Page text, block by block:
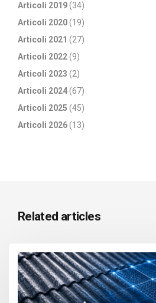
Articoli 2019(34)
Articoli 2020(19)
Articoli 2021 (27)
Articoli 2022(9)
Articoli 2023 (2)
Articoli 2024(67)
Articoli 2025 (45)
Articoli 2026(13)
Related articles